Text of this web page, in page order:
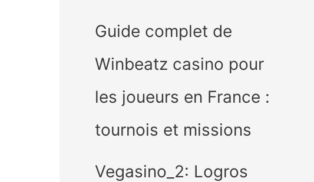
Guide complet de
Winbeatz casino pour
les joueurs en France :
tournois et missions
Vegasino_2: Logros